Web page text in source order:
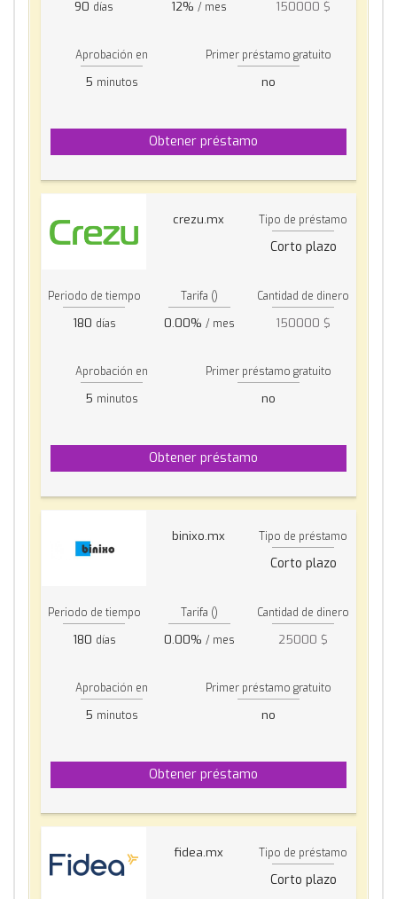
90 días 12% / mes 150000 $
Aprobación en
5 minutos
Primer préstamo gratuito
no
Obtener préstamo
crezu.mx Tipo de préstamo
Corto plazo
Periodo de tiempo
180 días
Tarifa ()
0.00% / mes
Cantidad de dinero
150000 $
Aprobación en
5 minutos
Primer préstamo gratuito
no
Obtener préstamo
binixo.mx Tipo de préstamo
Corto plazo
Periodo de tiempo
180 días
Tarifa ()
0.00% / mes
Cantidad de dinero
25000 $
Aprobación en
5 minutos
Primer préstamo gratuito
no
Obtener préstamo
fidea.mx Tipo de préstamo
Corto plazo